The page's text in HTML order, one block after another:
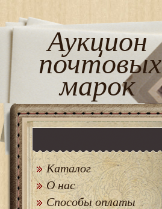
Аукцион
почтовых
марок
Каталог
О нас
Способы оплаты